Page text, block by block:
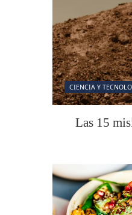
CIENCIA Y
Las 15